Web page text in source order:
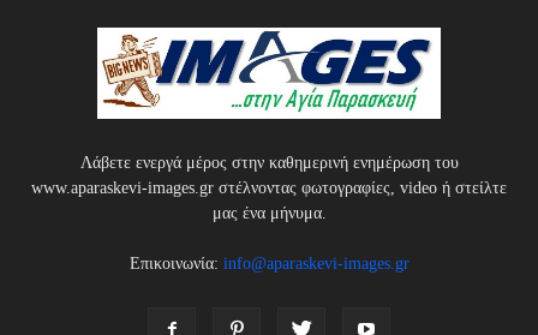
Λάβετε ενεργά μέρος στην καθημερινή ενημέρωση του
www.aparaskevi-images.gr στέλνοντας φωτογραφίες, video ή στείλτε
μας ένα μήνυμα.
Επικοινωνία: info@aparaskevi-images.gr